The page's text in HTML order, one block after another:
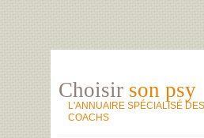
Choisir son psy
L'ANNUAIRE SPÉCIALISÉ
COACHS